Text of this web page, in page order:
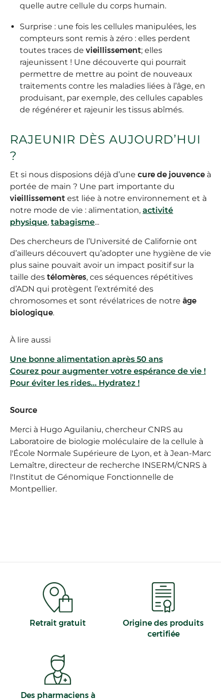
quelle autre cellule du corps humain.
Surprise : une fois les cellules manipulées, les
compteurs sont remis à zéro : elles perdent
toutes traces de vieillissement; elles
rajeunissent ! Une découverte qui pourrait
permettre de mettre au point de nouveaux
traitements contre les maladies liées à l’âge, en
produisant, par exemple, des cellules capables
de régénérer et rajeunir les tissus abîmés.
RAJEUNIR DÈS AUJOURD’HUI
?
Et si nous disposions déjà d’une cure de jouvence à
portée de main ? Une part importante du
vieillissement est liée à notre environnement et à
notre mode de vie : alimentation, activité
physique, tabagisme...
Des chercheurs de l’Université de Californie ont
d’ailleurs découvert qu’adopter une hygiène de vie
plus saine pouvait avoir un impact positif sur la
taille des télomères, ces séquences répétitives
d’ADN qui protègent l’extrémité des
chromosomes et sont révélatrices de notre âge
biologique.
À lire aussi
Une bonne alimentation après 50 ans
Courez pour augmenter votre espérance de vie !
Pour éviter les rides... Hydratez !
Source
Merci à Hugo Aguilaniu, chercheur CNRS au
Laboratoire de biologie moléculaire de la cellule à
l'École Normale Supérieure de Lyon, et à Jean-Marc
Lemaître, directeur de recherche INSERM/CNRS à
l'Institut de Génomique Fonctionnelle de
Montpellier.
Retrait gratuit
Origine des produits
certifiée
Des pharmaciens à